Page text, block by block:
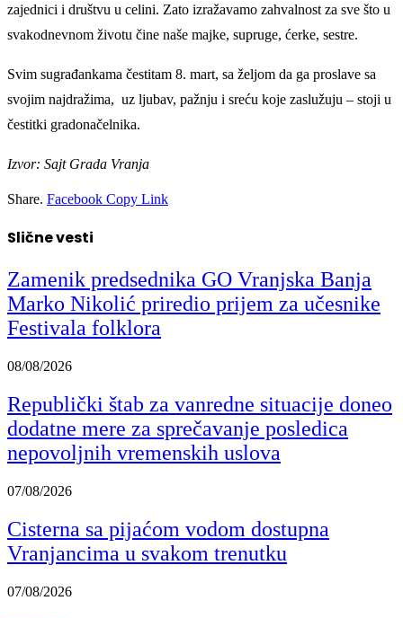
zajednici i društvu u celini. Zato izražavamo zahvalnost za sve što u
svakodnevnom životu čine naše majke, supruge, ćerke, sestre.
Svim sugrađankama čestitam 8. mart, sa željom da ga proslave sa
svojim najdražima, uz ljubav, pažnju i sreću koje zaslužuju – stoji u
čestitki gradonačelnika.
Izvor: Sajt Grada Vranja
Share. Facebook Copy Link
Slične vesti
Zamenik predsednika GO Vranjska Banja
Marko Nikolić priredio prijem za učesnike
Festivala folklora
08/08/2026
Republički štab za vanredne situacije doneo
dodatne mere za sprečavanje posledica
nepovoljnih vremenskih uslova
07/08/2026
Cisterna sa pijaćom vodom dostupna
Vranjancima u svakom trenutku
07/08/2026